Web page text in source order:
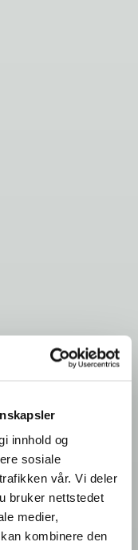
innhold og
sosiale
vår. Vi deler
bruker nettstedet
medier,
kombinere den